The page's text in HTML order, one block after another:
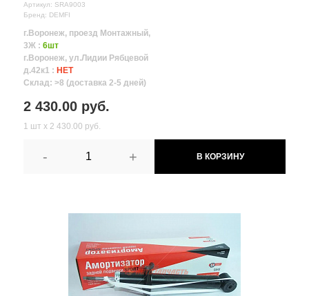
Артикул: SRA9003
Бренд: DEMFI
г.Воронеж, проезд Монтажный,
3Ж : 6шт
г.Воронеж, ул.Лидии Рябцевой
д.42к1 : НЕТ
Склад: >8 (доставка 2-5 дней)
2 430.00 руб.
1 шт х 2 430.00 руб.
- + В КОРЗИНУ